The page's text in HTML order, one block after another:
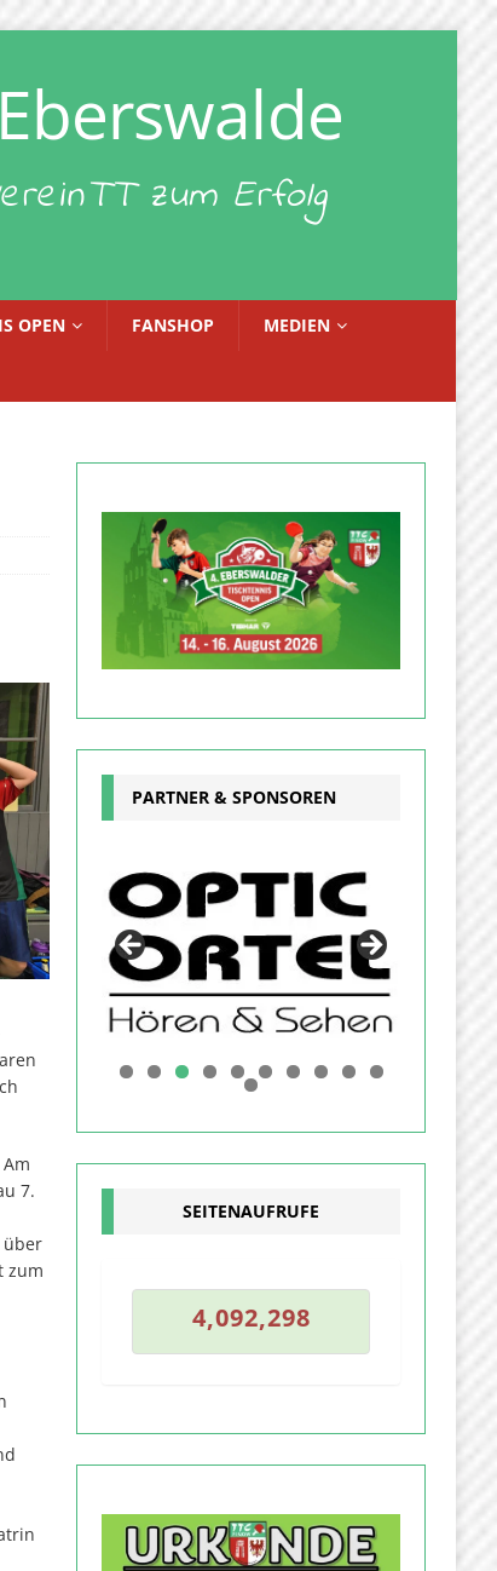
zum Erfolg
OPEN FANSHOP MEDIEN
Am
7.
über
zum
PARTNER & SPONSOREN
0
1
SEITENAUFRUFE
4
4
,
,
0
0
9
9
2
2
,
,
2
2
9
98
7